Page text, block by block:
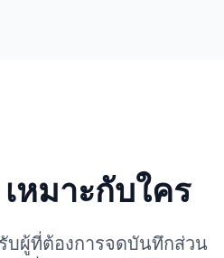
หมาะกับใคร
บผู้ที่ต้องการจดบันทึกส่วน